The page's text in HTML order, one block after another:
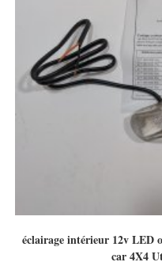
éclairage intérieur 12v LED
car 4X4